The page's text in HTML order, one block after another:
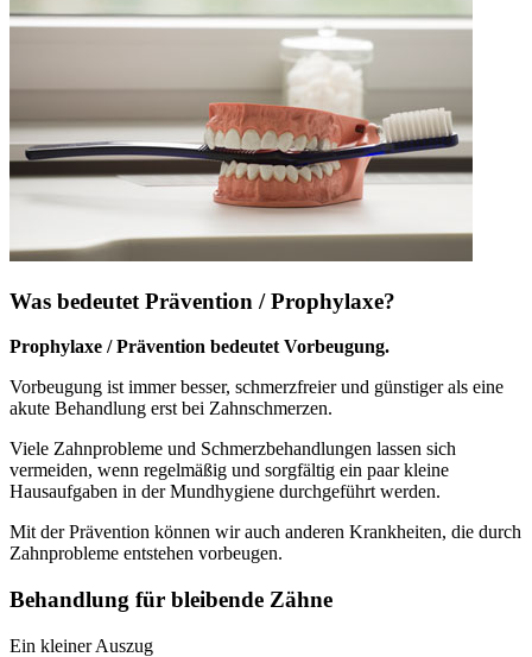
Was bedeutet Prävention / Prophylaxe?
Prophylaxe / Prävention bedeutet Vorbeugung.
Vorbeugung ist immer besser, schmerzfreier und günstiger als eine
akute Behandlung erst bei Zahnschmerzen.
Viele Zahnprobleme und Schmerzbehandlungen lassen sich
vermeiden, wenn regelmäßig und sorgfältig ein paar kleine
Hausaufgaben in der Mundhygiene durchgeführt werden.
Mit der Prävention können wir auch anderen Krankheiten, die durch
Zahnprobleme entstehen vorbeugen.
Behandlung für bleibende Zähne
Ein kleiner Auszug